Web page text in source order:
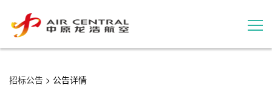
招标公告 > 公告详情